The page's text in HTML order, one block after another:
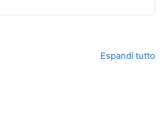
Espandi tutto